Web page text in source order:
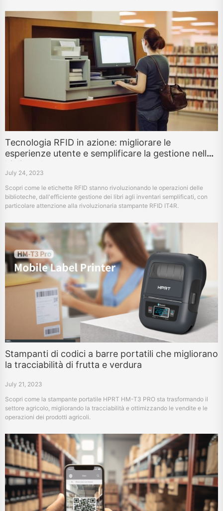
Tecnologia RFID in azione: migliorare le
esperienze utente e semplificare la gestione nelle
biblioteche
July 24, 2023
Scopri come le etichette RFID stanno rivoluzionando le operazioni delle
biblioteche, dall'efficiente gestione dei libri agli inventari semplificati, con
particolare attenzione alla rivoluzionaria stampante RFID IT4R.
Stampanti di codici a barre portatili che migliorano
la tracciabilità di frutta e verdura
July 21, 2023
Scopri come la stampante portatile HPRT HM-T3 PRO sta trasformando il
settore agricolo, migliorando la tracciabilità e ottimizzando le vendite e le
operazioni dei prodotti agricoli.